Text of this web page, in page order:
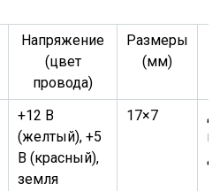
Напряжение
(цвет
провода)
Размеры
(мм)
+12 В
(желтый), +5
В (красный),
земля
17×7